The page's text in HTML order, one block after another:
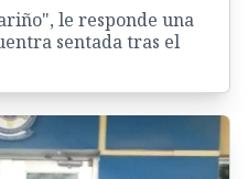
le responde una
sentada tras el